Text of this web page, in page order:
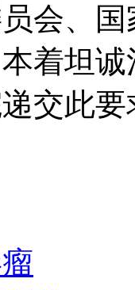
会、
着坦
交此要